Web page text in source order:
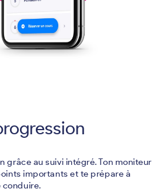
grâce au suivi intégré. Ton moniteur
importants et te prépare à
conduire.